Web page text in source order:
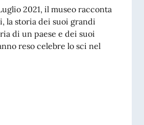
2021, il museo racconta
la storia dei suoi grandi
di un paese e dei suoi
reso celebre lo sci nel